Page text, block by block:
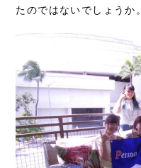
たのではないでしょうか。